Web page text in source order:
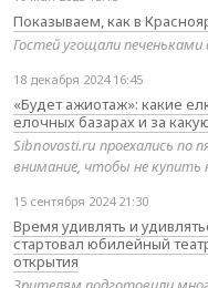
Показываем, как в
Гостей угощали печеньками
18 декабря 2024 16:45
«Будет ажиотаж»: какие
елочных базарах и за
Sibnovosti.ru проехались
внимание, чтобы не купить
15 сентября 2024 21:30
Время удивлять и
стартовал юбилейный
открытия